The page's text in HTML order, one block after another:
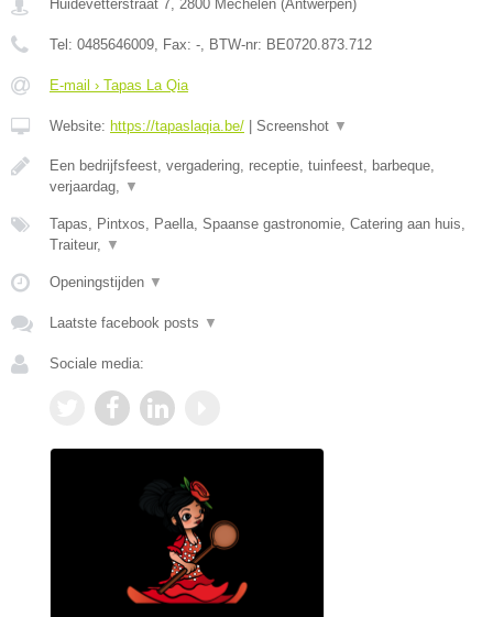
Huidevetterstraat 7 2800 Mechelen (Antwerpen)
Tel: 0485646009 , Fax: - , BTW-nr: BE0720.873.712
E-mail › Tapas La Qia
Website: https://tapaslaqia.be/ | Screenshot ▼
Een bedrijfsfeest, vergadering, receptie, tuinfeest, barbeque,
verjaardag,
▼
Tapas, Pintxos, Paella, Spaanse gastronomie, Catering aan huis,
Traiteur,
▼
Openingstijden ▼
Laatste facebook posts ▼
Sociale media: